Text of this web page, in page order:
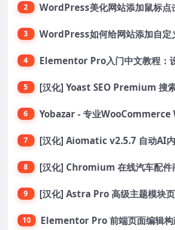
2 WordPress美化网站添加鼠标点
3 WordPress如何给网站添加自定
4 Elementor Pro入门中文教程：
5
6
7
8
9
10 Elementor Pro 前端页面编辑构